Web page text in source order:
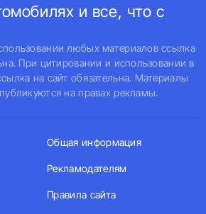
и все, что с
любых материалов ссылка
При цитировании и использовании в
на сайт обязательна. Материалы
на правах рекламы.
Общая информация
Рекламодателям
Правила сайта